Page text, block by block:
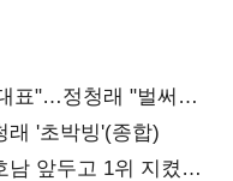
표"…정청래 "벌써
래 '초박빙'(종합)
앞두고 1위 지켰다